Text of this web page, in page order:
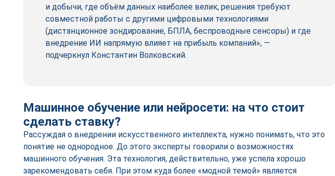
и добычи, где объём данных наиболее велик, решения требуют
совместной работы с другими цифровыми технологиями
(дистанционное зондирование, БПЛА, беспроводные сенсоры) и где
внедрение ИИ напрямую влияет на прибыль компаний», —
подчеркнул Константин Волковский.
Машинное обучение или нейросети: на что стоит
сделать ставку?
Рассуждая о внедрении искусственного интеллекта, нужно понимать, что это
понятие не однородное. До этого эксперты говорили о возможностях
машинного обучения. Эта технология, действительно, уже успела хорошо
зарекомендовать себя. При этом куда более «модной темой» является